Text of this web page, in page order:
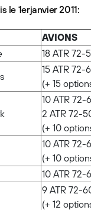
le 1erjanvier 2011:
AVIONS
18 ATR 72-
15 ATR 72-
(+ 15
10 ATR 72-
2 ATR 72-
(+ 10
10 ATR 72-
(+ 10
10 ATR 72-
9 ATR 72-
(+ 12